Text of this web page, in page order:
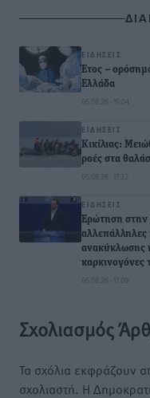
ΕΙΔΉΣΕΙΣ
Έτος –
Ελλάδα
05.08.26 · 19:04
ΕΙΔΉΣΕΙΣ
Κικίλιας:
ροές στα
05.08.26 · 17:32
ΕΙΔΉΣΕΙΣ
Ερώτηση στην
ανακύκλωσης
καρκινογόνες
05.08.26 · 17:09
Σχολιασμός
Τα σχόλια εκφράζουν
σχολιαστή. Η